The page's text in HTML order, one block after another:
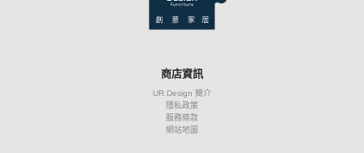
商店資訊
UR Design 簡介
隱私政策
服務條款
網站地圖